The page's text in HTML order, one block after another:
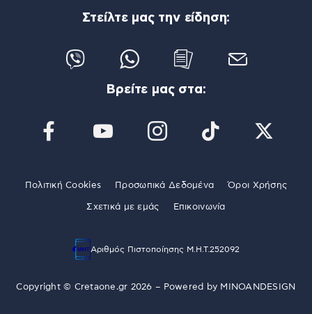
Στείλτε μας την είδηση:
Βρείτε μας στα:
Πολιτική Cookies Προσωπικά Δεδομένα Όροι Χρήσης
Σχετικά με εμάς Επικοινωνία
Αριθμός Πιστοποίησης Μ.Η.Τ.252092
Copyright © Cretaone.gr 2026 – Powered by MINOANDESIGN